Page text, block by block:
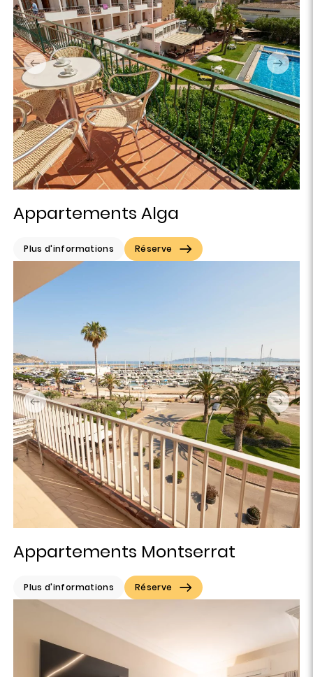
Appartements Alga
Plus d'informations Réserve
Appartements Montserrat
Plus d'informations Réserve